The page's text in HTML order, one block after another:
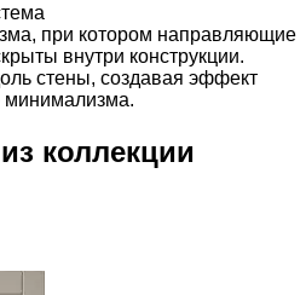
при котором направляющие
внутри конструкции.
стены, создавая эффект
минимализма.
коллекции